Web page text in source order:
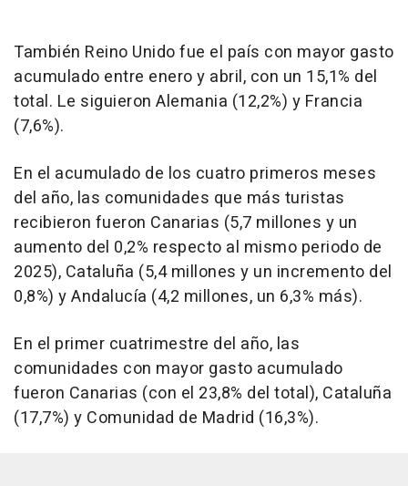
También Reino Unido fue el país con mayor gasto
acumulado entre enero y abril, con un 15,1% del
total. Le siguieron Alemania (12,2%) y Francia
(7,6%).
En el acumulado de los cuatro primeros meses
del año, las comunidades que más turistas
recibieron fueron Canarias (5,7 millones y un
aumento del 0,2% respecto al mismo periodo de
2025), Cataluña (5,4 millones y un incremento del
0,8%) y Andalucía (4,2 millones, un 6,3% más).
En el primer cuatrimestre del año, las
comunidades con mayor gasto acumulado
fueron Canarias (con el 23,8% del total), Cataluña
(17,7%) y Comunidad de Madrid (16,3%).